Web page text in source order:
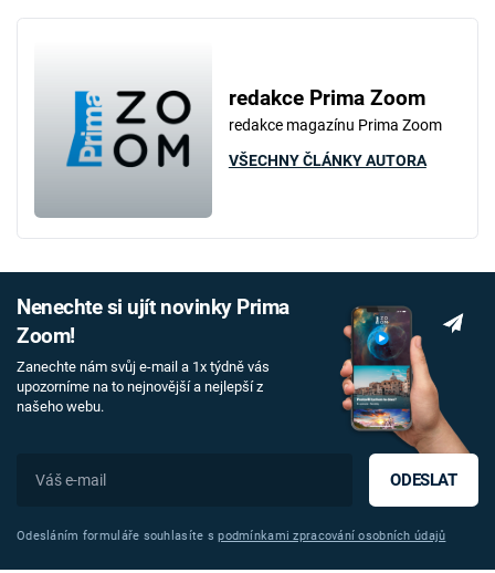
redakce Prima Zoom
redakce magazínu Prima Zoom
VŠECHNY ČLÁNKY AUTORA
Nenechte si ujít novinky Prima
Zoom!
Zanechte nám svůj e-mail a 1x týdně vás
upozorníme na to nejnovější a nejlepší z
našeho webu.
ODESLAT
Odesláním formuláře souhlasíte spodmínkami zpracování osobních údajů